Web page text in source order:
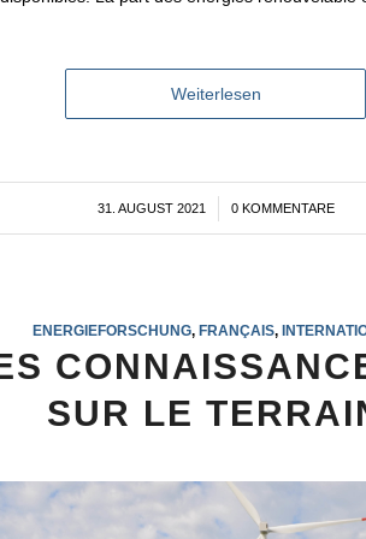
Weiterlesen
31. AUGUST 2021
/ 0 KOMMENTARE
ENERGIEFORSCHUNG, FRANÇAIS,
SUR LE